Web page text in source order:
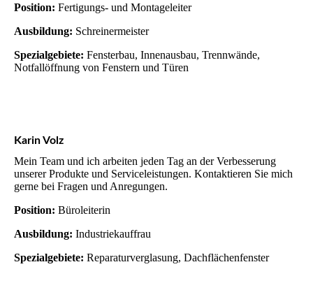
Position: Fertigungs- und Montageleiter
Ausbildung: Schreinermeister
Spezialgebiete: Fensterbau, Innenausbau, Trennwände,
Notfallöffnung von Fenstern und Türen
Karin Volz
Mein Team und ich arbeiten jeden Tag an der Verbesserung
unserer Produkte und Serviceleistungen. Kontaktieren Sie mich
gerne bei Fragen und Anregungen.
Position: Büroleiterin
Ausbildung: Industriekauffrau
Spezialgebiete: Reparaturverglasung, Dachflächenfenster